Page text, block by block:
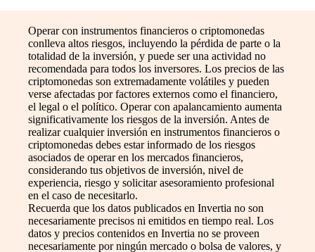
Operar con instrumentos financieros o criptomonedas
conlleva altos riesgos, incluyendo la pérdida de parte o la
totalidad de la inversión, y puede ser una actividad no
recomendada para todos los inversores. Los precios de las
criptomonedas son extremadamente volátiles y pueden
verse afectadas por factores externos como el financiero,
el legal o el político. Operar con apalancamiento aumenta
significativamente los riesgos de la inversión. Antes de
realizar cualquier inversión en instrumentos financieros o
criptomonedas debes estar informado de los riesgos
asociados de operar en los mercados financieros,
considerando tus objetivos de inversión, nivel de
experiencia, riesgo y solicitar asesoramiento profesional
en el caso de necesitarlo.
Recuerda que los datos publicados en Invertia no son
necesariamente precisos ni emitidos en tiempo real. Los
datos y precios contenidos en Invertia no se proveen
necesariamente por ningún mercado o bolsa de valores, y